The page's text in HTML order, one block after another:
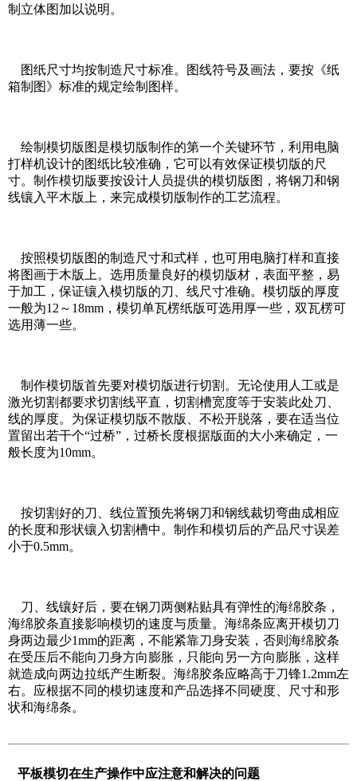
制立体图加以说明。
图纸尺寸均按制造尺寸标准。图线符号及画法，要按《纸
箱制图》标准的规定绘制图样。
绘制模切版图是模切版制作的第一个关键环节，利用电脑
打样机设计的图纸比较准确，它可以有效保证模切版的尺
寸。制作模切版要按设计人员提供的模切版图，将钢刀和钢
线镶入平木版上，来完成模切版制作的工艺流程。
按照模切版图的制造尺寸和式样，也可用电脑打样和直接
将图画于木版上。选用质量良好的模切版材，表面平整，易
于加工，保证镶入模切版的刀、线尺寸准确。模切版的厚度
一般为12～18mm，模切单瓦楞纸版可选用厚一些，双瓦楞可
选用薄一些。
制作模切版首先要对模切版进行切割。无论使用人工或是
激光切割都要求切割线平直，切割槽宽度等于安装此处刀、
线的厚度。为保证模切版不散版、不松开脱落，要在适当位
置留出若干个“过桥”，过桥长度根据版面的大小来确定，一
般长度为10mm。
按切割好的刀、线位置预先将钢刀和钢线裁切弯曲成相应
的长度和形状镶入切割槽中。制作和模切后的产品尺寸误差
小于0.5mm。
刀、线镶好后，要在钢刀两侧粘贴具有弹性的海绵胶条，
海绵胶条直接影响模切的速度与质量。海绵条应离开模切刀
身两边最少1mm的距离，不能紧靠刀身安装，否则海绵胶条
在受压后不能向刀身方向膨胀，只能向另一方向膨胀，这样
就造成向两边拉纸产生断裂。海绵胶条应略高于刀锋1.2mm左
右。应根据不同的模切速度和产品选择不同硬度、尺寸和形
状和海绵条。
平板模切在生产操作中应注意和解决的问题